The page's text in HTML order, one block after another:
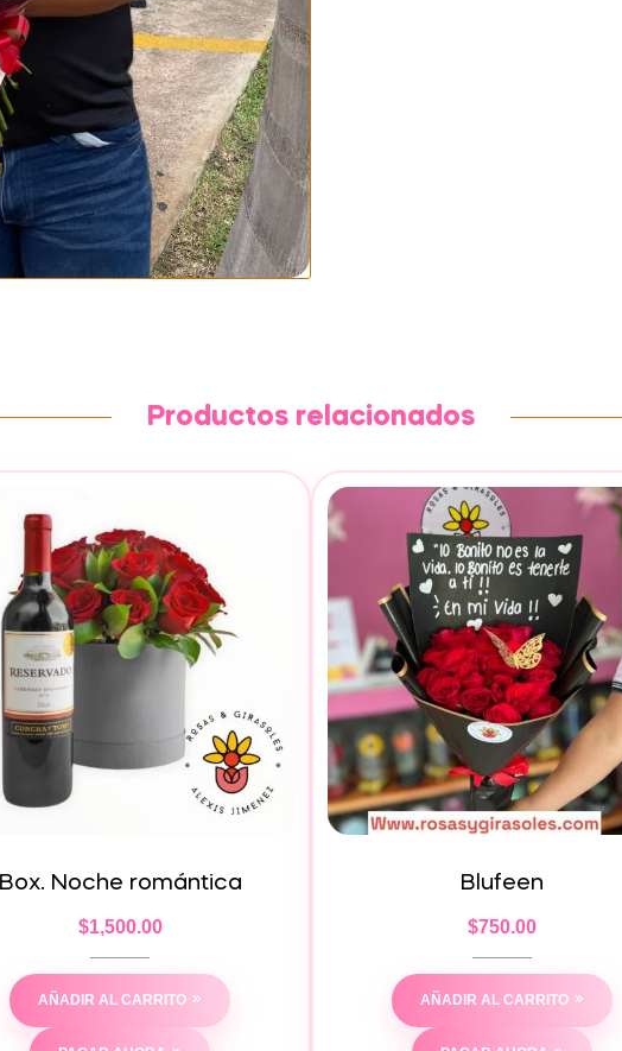
Productos relacionados
Box. Noche romántica
$1,500.00
AÑADIR AL CARRITO
Blufeen
$750.00
AÑADIR AL CARRITO